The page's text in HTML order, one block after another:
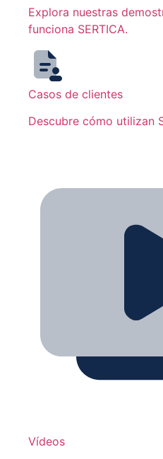
Explora nuestras
funciona SERTICA.
Casos de clientes
Descubre cómo utilizan
Vídeos